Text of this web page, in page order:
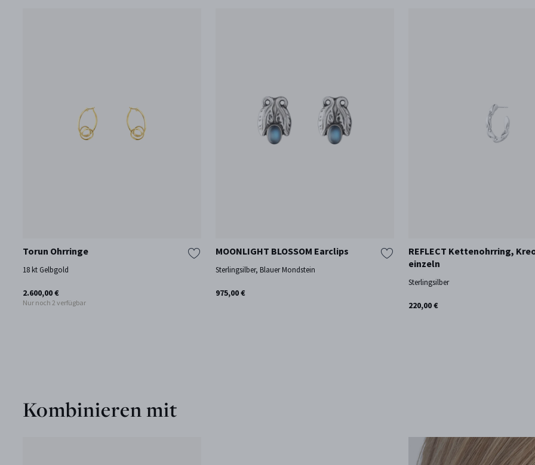
Torun Ohrringe
18 kt Gelbgold
2.600,00 €
Nur noch 2 verfügbar
MOONLIGHT BLOSSOM Earclips
Sterlingsilber, Blauer Mondstein
975,00 €
REFLECT Kettenohrring,
einzeln
Sterlingsilber
220,00 €
Kombinieren mit